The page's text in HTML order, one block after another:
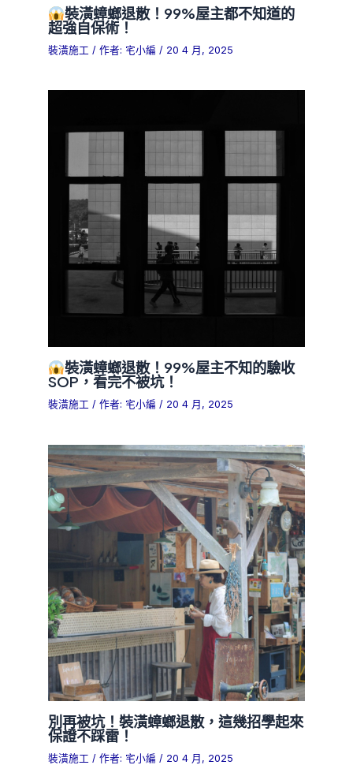
裝潢蟑螂退散！99%屋主都不知道的
超強自保術！
裝潢施工 / 作者: 宅小編/ 20 4 月, 2025
裝潢蟑螂退散！99%屋主不知的驗收
SOP，看完不被坑！
裝潢施工 / 作者: 宅小編/ 20 4 月, 2025
別再被坑！裝潢蟑螂退散，這幾招學起來
保證不踩雷！
裝潢施工 / 作者: 宅小編 / 20 4 月, 2025